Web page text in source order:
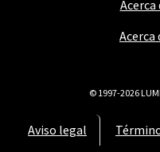
Acerca
Acerca
Aviso legal
© 1997-2026